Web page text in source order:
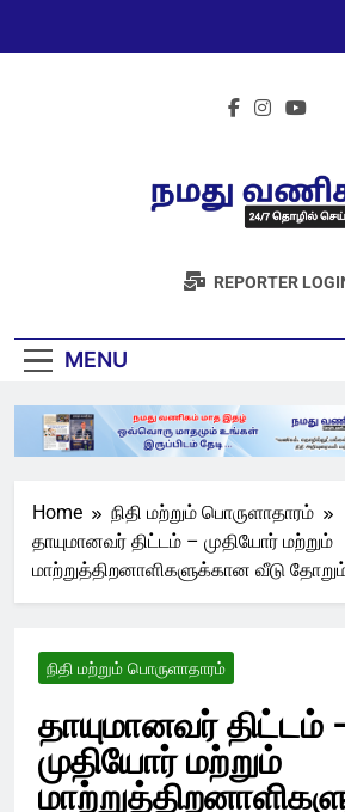
நமது
REPORTER
MENU
Home
நிதி மற்றும் பொருளாதாரம்
தாயுமானவர் திட்டம் – முதியோர் மற்றும்
மாற்றுத்திறனாளிகளுக்கான வீடு
நிதி மற்றும் பொருளாதாரம்
தாயுமானவர் திட்டம்
முதியோர் மற்றும்